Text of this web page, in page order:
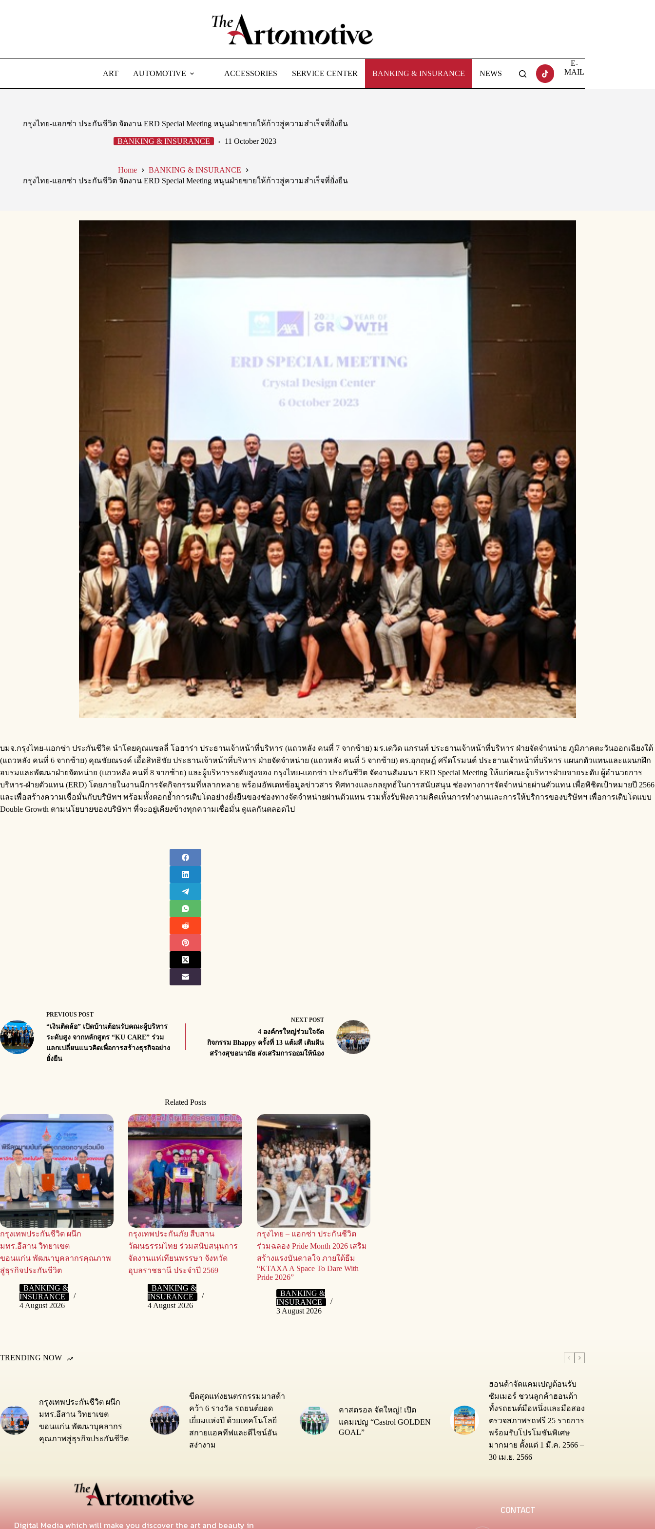
ART AUTOMOTIVE ACCESSORIES SERVICE CENTER BANKING & INSURANCE NEWS
E-
MAIL
กรุงไทย-แอกซ่า ประกันชีวิต จัดงาน ERD Special Meeting หนุนฝ่ายขายให้ก้าวสู่ความสำเร็จที่ยั่งยืน
BANKING & INSURANCE 11 October 2023
Home
BANKING & INSURANCE
กรุงไทย-แอกซ่า ประกันชีวิต จัดงาน ERD Special Meeting หนุนฝ่ายขายให้ก้าวสู่ความสำเร็จที่ยั่งยืน
บมจ.กรุงไทย-แอกซ่า ประกันชีวิต นำโดยคุณแซลลี่ โอฮาร่า ประธานเจ้าหน้าที่บริหาร (แถวหลัง คนที่ 7 จากซ้าย) มร.เดวิด แกรนท์ ประธานเจ้าหน้าที่บริหาร ฝ่ายจัดจำหน่าย ภูมิภาคตะวันออกเฉียงใต้
(แถวหลัง คนที่ 6 จากซ้าย) คุณชัยณรงค์ เอื้อสิทธิชัย ประธานเจ้าหน้าที่บริหาร ฝ่ายจัดจำหน่าย (แถวหลัง คนที่ 5 จากซ้าย) ดร.อุกฤษฎ์ ศรีดโรมนต์ ประธานเจ้าหน้าที่บริหาร แผนกตัวแทนและแผนกฝึก
อบรมและพัฒนาฝ่ายจัดหน่าย (แถวหลัง คนที่ 8 จากซ้าย) และผู้บริหารระดับสูงของ กรุงไทย-แอกซ่า ประกันชีวิต จัดงานสัมมนา ERD Special Meeting ให้แก่คณะผู้บริหารฝ่ายขายระดับ ผู้อำนวยการ
บริหาร-ฝ่ายตัวแทน (ERD) โดยภายในงานมีการจัดกิจกรรมที่หลากหลาย พร้อมอัพเดทข้อมูลข่าวสาร ทิศทางและกลยุทธ์ในการสนับสนุน ช่องทางการจัดจำหน่ายผ่านตัวแทน เพื่อพิชิตเป้าหมายปี 2566
และเพื่อสร้างความเชื่อมั่นกับบริษัทฯ พร้อมทั้งตอกย้ำการเติบโตอย่างยั่งยืนของช่องทางจัดจำหน่ายผ่านตัวแทน รวมทั้งรับฟังความคิดเห็นการทำงานและการให้บริการของบริษัทฯ เพื่อการเติบโตแบบ
Double Growth ตามนโยบายของบริษัทฯ ที่จะอยู่เคียงข้างทุกความเชื่อมั่น ดูแลกันตลอดไป
PREVIOUS POST
“เงินติดล้อ” เปิดบ้านต้อนรับคณะผู้บริหาร
ระดับสูง จากหลักสูตร “KU CARE” ร่วม
แลกเปลี่ยนแนวคิดเพื่อการสร้างธุรกิจอย่าง
ยั่งยืน
NEXT POST
4 องค์กรใหญ่ร่วมใจจัด
กิจกรรม Bhappy ครั้งที่ 13 แต้มสี เติมฝัน
สร้างสุขอนามัย ส่งเสริมการออมให้น้อง
Related Posts
กรุงเทพประกันชีวิต ผนึก
มทร.อีสาน วิทยาเขต
ขอนแก่น พัฒนาบุคลากรคุณภาพ
สู่ธุรกิจประกันชีวิต
BANKING &
INSURANCE
4 August 2026
กรุงเทพประกันภัย สืบสาน
วัฒนธรรมไทย ร่วมสนับสนุนการ
จัดงานแห่เทียนพรรษา จังหวัด
อุบลราชธานี ประจำปี 2569
BANKING &
INSURANCE
4 August 2026
กรุงไทย – แอกซ่า ประกันชีวิต
ร่วมฉลอง Pride Month 2026 เสริม
สร้างแรงบันดาลใจ ภายใต้ธีม
“KTAXA A Space To Dare With
Pride 2026”
BANKING &
INSURANCE
3 August 2026
TRENDING NOW
กรุงเทพประกันชีวิต ผนึก
มทร.อีสาน วิทยาเขต
ขอนแก่น พัฒนาบุคลากร
คุณภาพสู่ธุรกิจประกันชีวิต
ขีดสุดแห่งยนตรกรรมมาสด้า
คว้า 6 รางวัล รถยนต์ยอด
เยี่ยมแห่งปี ด้วยเทคโนโลยี
สกายแอคทีฟและดีไซน์อัน
สง่างาม
คาสตรอล จัดใหญ่! เปิด
แคมเปญ “Castrol GOLDEN
GOAL”
ฮอนด้าจัดแคมเปญต้อนรับ
ซัมเมอร์ ชวนลูกค้าฮอนด้า
ทั้งรถยนต์มือหนึ่งและมือสอง
ตรวจสภาพรถฟรี 25 รายการ
พร้อมรับโปรโมชันพิเศษ
มากมาย ตั้งแต่ 1 มี.ค. 2566 –
30 เม.ย. 2566
Digital Media which will make you discover the art and beauty in
CONTACT